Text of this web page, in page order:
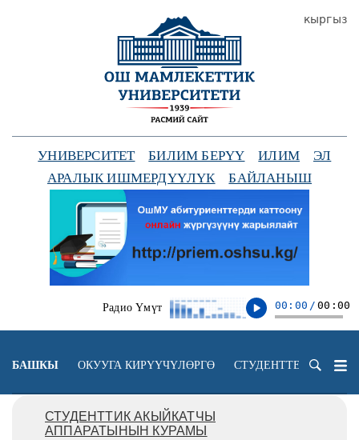
УНИВЕРСИТЕТ БИЛИМ БЕРҮҮ ИЛИМ
ЭЛ
АРАЛЫК ИШМЕРДҮҮЛҮК
БАЙЛАНЫШ
Радио Үмүт 00:00 / 00:00
кыргыз
БАШКЫ ОКУУГА КИРҮҮЧҮЛӨРГӨ СТУДЕНТТЕРГЕ
СТУДЕНТТИК АКЫЙКАТЧЫ
АППАРАТЫНЫН КУРАМЫ